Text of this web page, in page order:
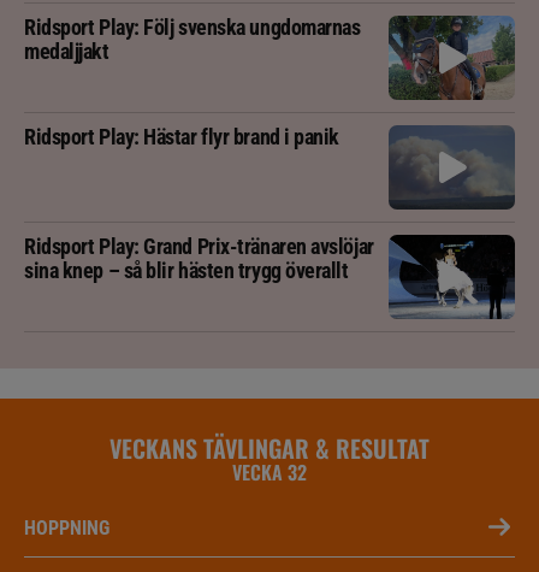
Ridsport Play: Följ svenska ungdomarnas
medaljjakt
Ridsport Play: Hästar flyr brand i panik
Ridsport Play: Grand Prix-tränaren avslöjar
sina knep – så blir hästen trygg överallt
VECKANS TÄVLINGAR & RESULTAT
VECKA 32
HOPPNING